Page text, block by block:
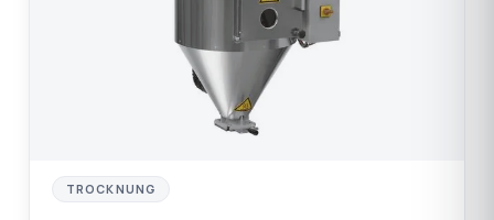
TROCKNUNG